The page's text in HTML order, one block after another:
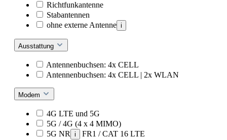
Richtfunkantenne
Stabantennen
ohne externe Antenne i
Ausstattung
Antennenbuchsen: 4x CELL
Antennenbuchsen: 4x CELL | 2x WLAN
Modem
4G LTE und 5G
5G / 4G (4 x 4 MIMO)
5G NR
i
FR1 / CAT 16 LTE